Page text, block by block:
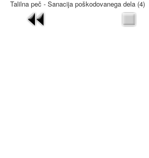
Talilna peč - Sanacija poškodovanega dela (4)